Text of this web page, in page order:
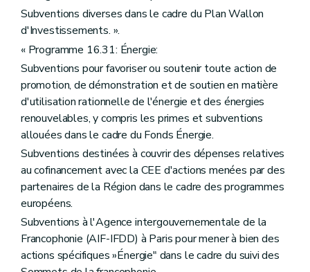
Subventions diverses dans le cadre du Plan Wallon
d'Investissements. ».
« Programme 16.31: Énergie:
Subventions pour favoriser ou soutenir toute action de
promotion, de démonstration et de soutien en matière
d'utilisation rationnelle de l'énergie et des énergies
renouvelables, y compris les primes et subventions
allouées dans le cadre du Fonds Énergie.
Subventions destinées à couvrir des dépenses relatives
au cofinancement avec la CEE d'actions menées par des
partenaires de la Région dans le cadre des programmes
européens.
Subventions à l'Agence intergouvernementale de la
Francophonie (AIF-IFDD) à Paris pour mener à bien des
actions spécifiques »Énergie" dans le cadre du suivi des